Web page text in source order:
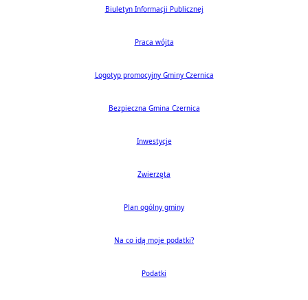
Biuletyn Informacji Publicznej
Praca wójta
Logotyp promocyjny Gminy Czernica
Bezpieczna Gmina Czernica
Inwestycje
Zwierzęta
Plan ogólny gminy
Na co idą moje podatki?
Podatki